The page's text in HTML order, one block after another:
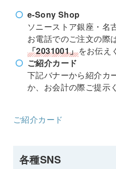
e-Sony Shop
ソニーストア銀座・名
お電話でのご注文の際
「2031001」をお伝え
ご紹介カード
下記バナーから紹介カ
か、お会計の際ご提示
ご紹介カード
各種SNS